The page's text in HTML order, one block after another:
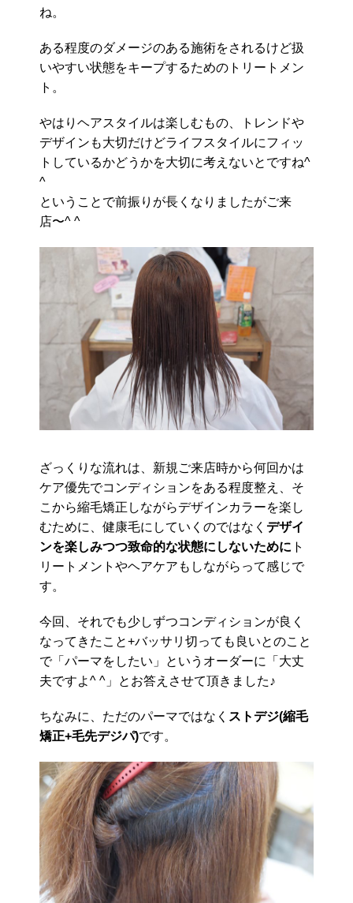
ね。
ある程度のダメージのある施術をされるけど扱
いやすい状態をキープするためのトリートメン
ト。
やはりヘアスタイルは楽しむもの、トレンドや
デザインも大切だけどライフスタイルにフィッ
トしているかどうかを大切に考えないとですね^
^
ということで前振りが長くなりましたがご来
店〜^ ^
ざっくりな流れは、新規ご来店時から何回かは
ケア優先でコンディションをある程度整え、そ
こから縮毛矯正しながらデザインカラーを楽し
むために、健康毛にしていくのではなく デザイ
ンを楽しみつつ致命的な状態にしないために ト
リートメントやヘアケアもしながらって感じで
す。
今回、それでも少しずつコンディションが良く
なってきたこと+バッサリ切っても良いとのこと
で「パーマをしたい」というオーダーに「大丈
夫ですよ^ ^」とお答えさせて頂きました♪
ちなみに、ただのパーマではなく ストデジ(縮毛
矯正+毛先デジパ)です。